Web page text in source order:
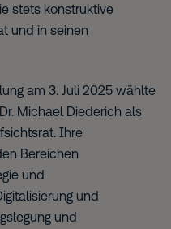
stets konstruktive
und in seinen
am 3. Juli 2025 wählte
Michael Diederich als
Ihre
Bereichen
und
und
und